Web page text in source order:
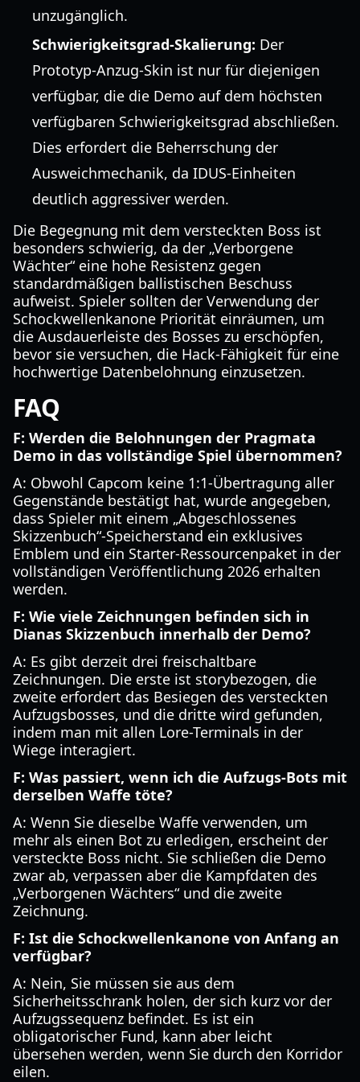
unzugänglich.
Schwierigkeitsgrad-Skalierung: Der
Prototyp-Anzug-Skin ist nur für diejenigen
verfügbar, die die Demo auf dem höchsten
verfügbaren Schwierigkeitsgrad abschließen.
Dies erfordert die Beherrschung der
Ausweichmechanik, da IDUS-Einheiten
deutlich aggressiver werden.
Die Begegnung mit dem versteckten Boss ist
besonders schwierig, da der „Verborgene
Wächter“ eine hohe Resistenz gegen
standardmäßigen ballistischen Beschuss
aufweist. Spieler sollten der Verwendung der
Schockwellenkanone Priorität einräumen, um
die Ausdauerleiste des Bosses zu erschöpfen,
bevor sie versuchen, die Hack-Fähigkeit für eine
hochwertige Datenbelohnung einzusetzen.
FAQ
F: Werden die Belohnungen der Pragmata
Demo in das vollständige Spiel übernommen?
A: Obwohl Capcom keine 1:1-Übertragung aller
Gegenstände bestätigt hat, wurde angegeben,
dass Spieler mit einem „Abgeschlossenes
Skizzenbuch“-Speicherstand ein exklusives
Emblem und ein Starter-Ressourcenpaket in der
vollständigen Veröffentlichung 2026 erhalten
werden.
F: Wie viele Zeichnungen befinden sich in
Dianas Skizzenbuch innerhalb der Demo?
A: Es gibt derzeit drei freischaltbare
Zeichnungen. Die erste ist storybezogen, die
zweite erfordert das Besiegen des versteckten
Aufzugsbosses, und die dritte wird gefunden,
indem man mit allen Lore-Terminals in der
Wiege interagiert.
F: Was passiert, wenn ich die Aufzugs-Bots mit
derselben Waffe töte?
A: Wenn Sie dieselbe Waffe verwenden, um
mehr als einen Bot zu erledigen, erscheint der
versteckte Boss nicht. Sie schließen die Demo
zwar ab, verpassen aber die Kampfdaten des
„Verborgenen Wächters“ und die zweite
Zeichnung.
F: Ist die Schockwellenkanone von Anfang an
verfügbar?
A: Nein, Sie müssen sie aus dem
Sicherheitsschrank holen, der sich kurz vor der
Aufzugssequenz befindet. Es ist ein
obligatorischer Fund, kann aber leicht
übersehen werden, wenn Sie durch den Korridor
eilen.